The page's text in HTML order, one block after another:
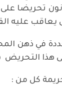
تحريضا
عليه
في ذهن
فان المحرض
كل من :